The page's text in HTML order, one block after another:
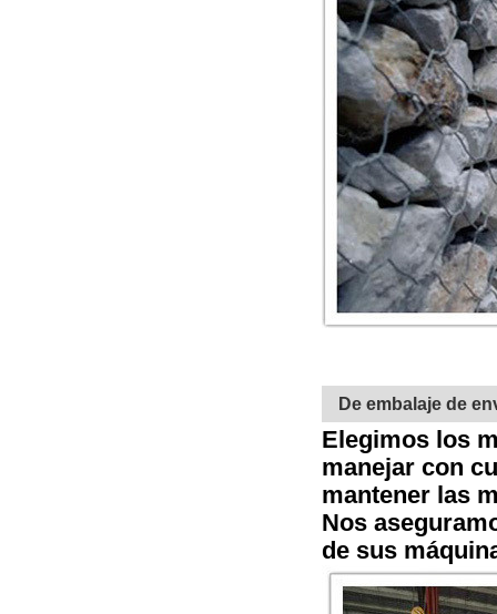
De embalaje de
Elegimos los
manejar con
mantener las
Nos
de sus